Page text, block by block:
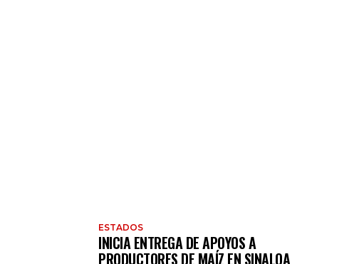
ESTADOS
INICIA ENTREGA DE APOYOS A
PRODUCTORES DE MAÍZ EN SINALOA